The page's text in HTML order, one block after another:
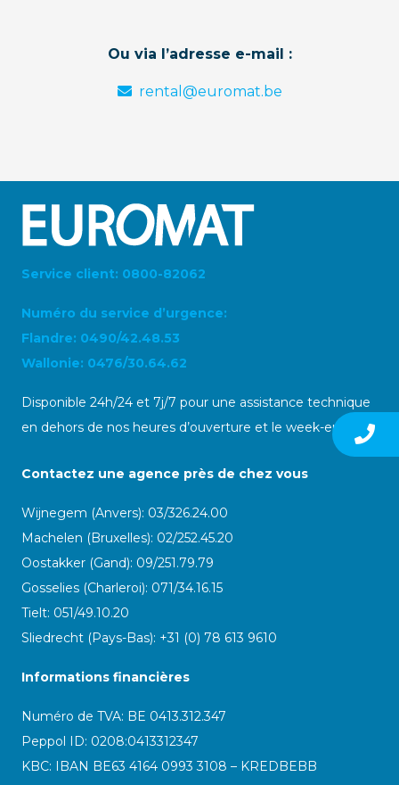
Ou via l’adresse e-mail :
rental@euromat.be
Service client: 0800-82062
Numéro du service d’urgence:
Flandre: 0490/42.48.53
Wallonie: 0476/30.64.62
Disponible 24h/24 et 7j/7 pour une assistance technique
en dehors de nos heures d’ouverture et le week-end
Contactez une agence près de chez vous
Wijnegem (Anvers): 03/326.24.00
Machelen (Bruxelles): 02/252.45.20
Oostakker (Gand): 09/251.79.79
Gosselies (Charleroi): 071/34.16.15
Tielt: 051/49.10.20
Sliedrecht (Pays-Bas): +31 (0) 78 613 9610
Informations financières
Numéro de TVA: BE 0413.312.347
Peppol ID: 0208:0413312347
KBC: IBAN BE63 4164 0993 3108 – KREDBEBB